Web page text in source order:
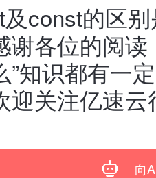
及const的区
谢各位的阅
”知识都有一
迎关注亿速
向